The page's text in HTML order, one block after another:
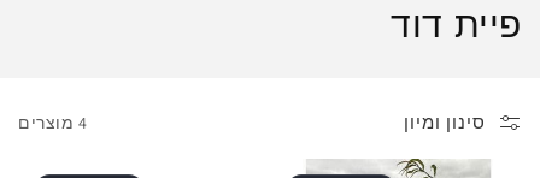
ק
ל
פיית דוד
סינון ומיון 4 מוצרים